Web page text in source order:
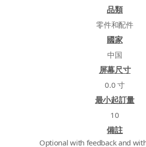
品類
零件和配件
國家
中国
屏幕尺寸
0.0 寸
最小起訂量
10
備註
Optional with feedback and